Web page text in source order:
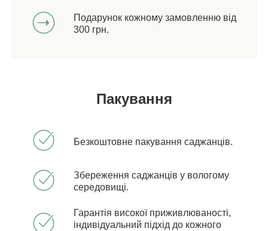
Подарунок кожному замовленню від
300 грн.
Пакування
Безкоштовне пакування саджанців.
Збереження саджанців у вологому
середовищі.
Гарантія високої приживлюваності,
індивідуальний підхід до кожного